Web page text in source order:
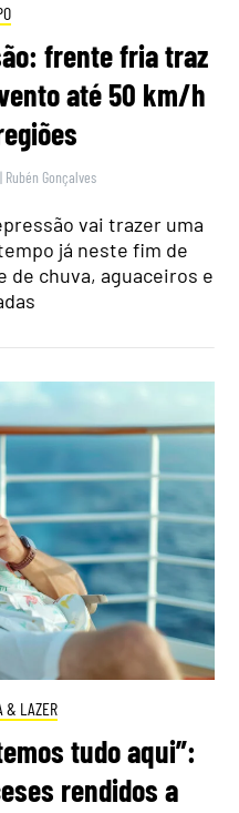
frente fria traz
até 50 km/h
| Rubén Gonçalves
vai trazer uma
já neste fim de
de chuva, aguaceiros e
& LAZER
tudo aqui”:
rendidos a